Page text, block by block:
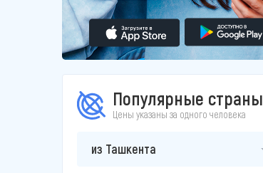
Популярные страны
Цены указаны за одного человека
из Ташкента